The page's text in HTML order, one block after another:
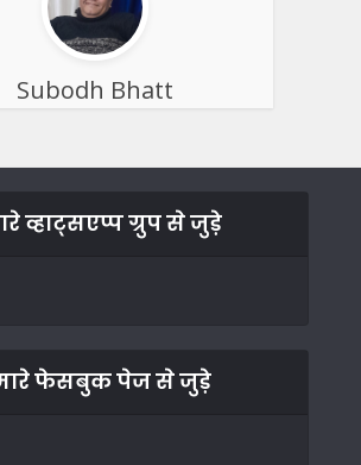
Subodh Bhatt
व्हाट्सएप्प ग्रुप से जुड़े
फेसबुक पेज से जुड़े